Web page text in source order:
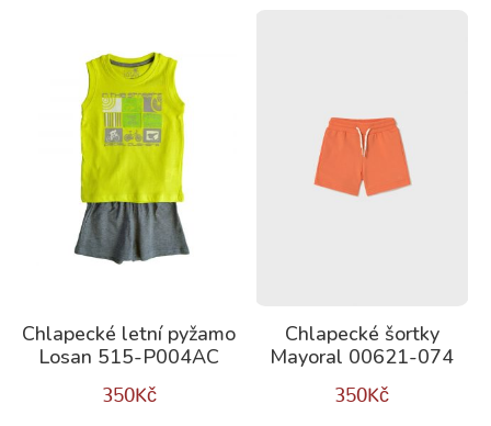
Chlapecké letní pyžamo
Losan 515-P004AC
350Kč
Chlapecké šortky
Mayoral 00621-074
350Kč